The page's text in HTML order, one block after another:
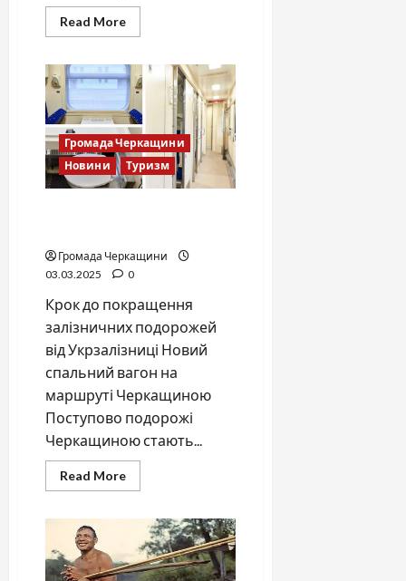
Read MoreRead
more
ту
українську
антарктичну
експедицію
очолив
уродженець
Черкащини
Громада Черкащини
Новини
Туризм
Громада Черкащини
03.03.2025
0
Крок до покращення
залізничних подорожей
від Укрзалізниці Новий
спальний вагон на
маршруті Черкащиною
Поступово подорожі
Черкащиною стають...
Read MoreRead
more
презентує
новий
спальний
вагон